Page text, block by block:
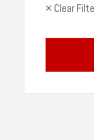
× Clear